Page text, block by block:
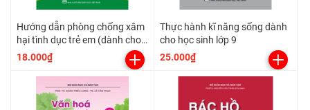
Hướng dẫn phòng chống xâm
hại tình dục trẻ em (dành cho
học sinh THCS)
18.000₫
Thực hành kĩ năng sống dành
cho học sinh lớp 9
25.000₫